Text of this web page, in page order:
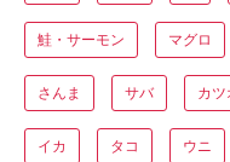
鮭・サーモン マグロ
さんま サバ カツ
イカ タコ ウニ